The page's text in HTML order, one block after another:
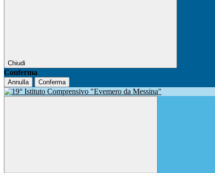
Chiudi
Conferma
Annulla Conferma